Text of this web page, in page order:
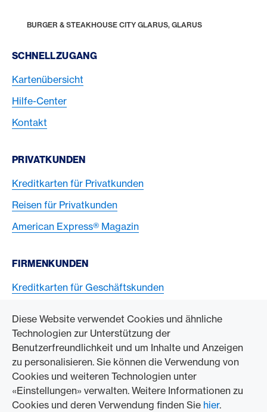
Diese Website verwendet Cookies und ähnliche
Technologien zur Unterstützung der
Benutzerfreundlichkeit und um Inhalte und Anzeigen
zu personalisieren. Sie können die Verwendung von
Cookies und weiteren Technologien unter
«Einstellungen» verwalten. Weitere Informationen zu
Cookies und deren Verwendung finden Sie hier.
BURGER & STEAKHOUSE CITY GLARUS, GLARUS
Footer Navigation
SCHNELLZUGANG
Kartenübersicht
Hilfe-Center
Kontakt
PRIVATKUNDEN
Kreditkarten für Privatkunden
Reisen für Privatkunden
American Express® Magazin
FIRMENKUNDEN
Kreditkarten für Geschäftskunden
ZUM UNTERNEHMEN
Swisscard AECS GmbH
American Express Weltweit